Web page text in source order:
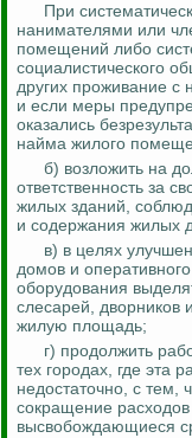
При
нанимателями или
помещений либо
социалистического
других проживание с
и если меры
оказались
найма жилого
б) возложить на
ответственность за
жилых зданий,
и содержания жилых
в) в целях
домов и
оборудования
слесарей, дворников
жилую площадь;
г) продолжить
тех городах, где эта
недостаточно, с тем,
сокращение
высвобождающиеся